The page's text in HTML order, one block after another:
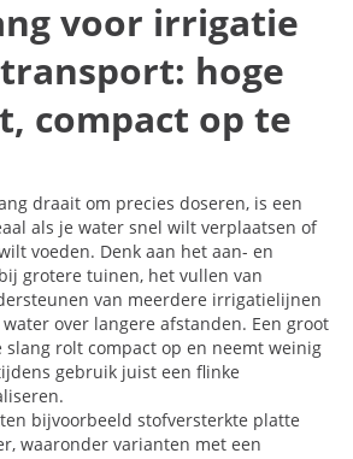
voor irrigatie
hoge
compact op te
draait om precies doseren, is een
als je water snel wilt verplaatsen of
voeden. Denk aan het aan- en
grotere tuinen, het vullen van
van meerdere irrigatielijnen
over langere afstanden. Een groot
rolt compact op en neemt weinig
gebruik juist een flinke
bijvoorbeeld stofversterkte platte
waaronder varianten met een